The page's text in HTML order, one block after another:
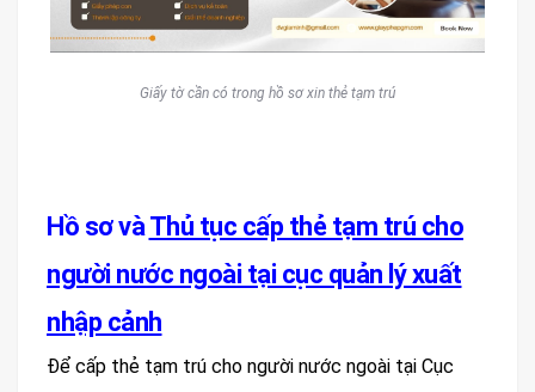
Giấy tờ cần có trong hồ sơ xin thẻ tạm trú
Hồ sơ và Thủ tục cấp thẻ tạm trú cho
người nước ngoài tại cục quản lý xuất
nhập cảnh
Để cấp thẻ tạm trú cho người nước ngoài tại Cục